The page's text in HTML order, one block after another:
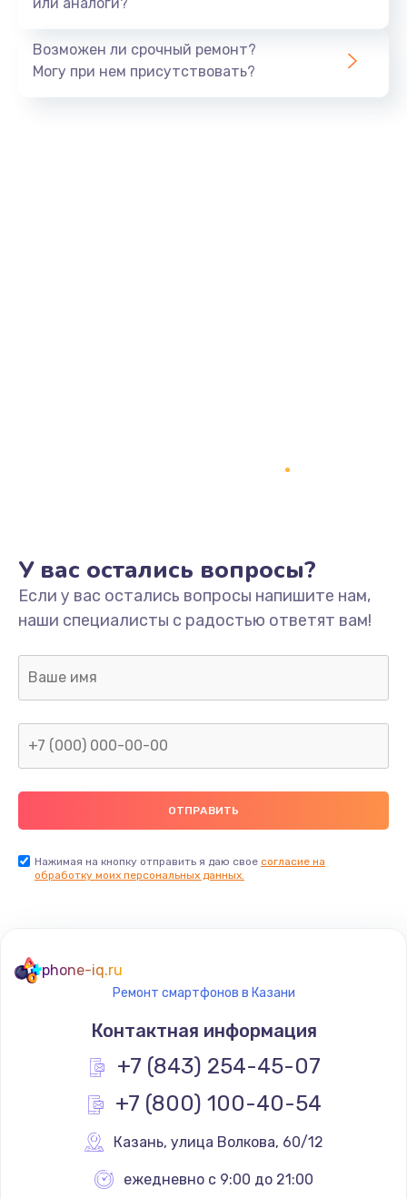
960 руб.
Заказать
1600 руб.
Заказать
Ремонт цепей питания
750 руб.
Заказать
Установка драйверов
1240 руб.
Заказать
Ремонт петель крышки
990 руб.
Заказать
Настройка Wi-Fi
Возможен ли срочный ремонт?
Могу при нем присутствовать?
У вас остались вопросы?
Если у вас остались вопросы напишите нам,
наши специалисты с радостью ответят вам!
Нажимая на кнопку отправить я даю свое согласие на
обработку моих персональных данных.
phone-iq.ru
Ремонт смартфонов в Казани
Контактная информация
+7 (843) 254-45-07
+7 (800) 100-40-54
Казань, улица Волкова, 60/12
ежедневно с 9:00 до 21:00